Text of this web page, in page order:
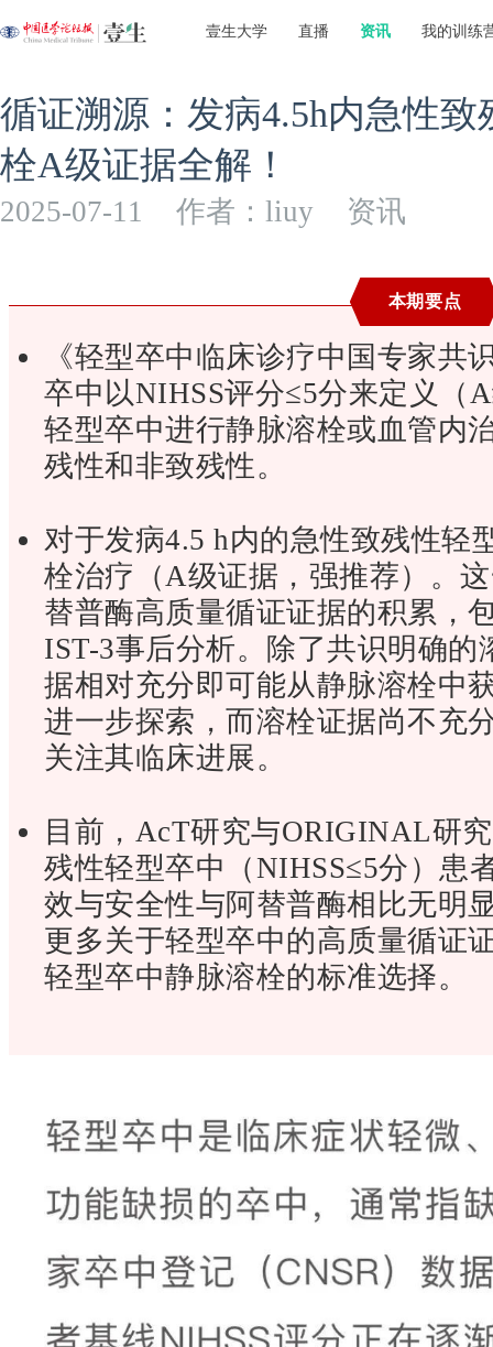
壹生大学 直播 资讯 我的训练
循证溯源：发病4.5h内急性
栓A级证据全解！
2025-07-11 作者：liuy 资讯
本期要点
《轻型卒中临床诊疗中国专家共
卒中以NIHSS评分≤5分来定义（
轻型卒中进行静脉溶栓或血管内
残性和非致残性。
对于发病4.5 h内的急性致残性轻
栓治疗（A级证据，强推荐）。
替普酶高质量循证证据的积累，
IST-3事后分析。除了共识明确
据相对充分即可能从静脉溶栓中
进一步探索，而溶栓证据尚不充
关注其临床进展。
目前，AcT研究与ORIGINAL研
残性轻型卒中（NIHSS≤5分）患
效与安全性与阿替普酶相比无明
更多关于轻型卒中的高质量循证
轻型卒中静脉溶栓的标准选择。